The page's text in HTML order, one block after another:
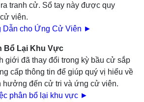
tranh cử. Sổ tay này được quy
viên.
Dẫn cho Ứng Cử Viên ►
Bổ Lại Khu Vực
giới đã thay đổi trong kỳ bầu cử sắp
cấp thông tin để giúp quý vị hiểu về
hưởng đến cử tri và ứng cử viên.
phân bổ lại khu vực ►